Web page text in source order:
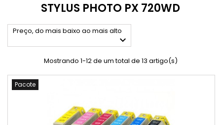
STYLUS PHOTO PX 720WD
Preço, do mais baixo ao mais alto

Mostrando 1-12 de um total de 13 artigo(s)
Pacote